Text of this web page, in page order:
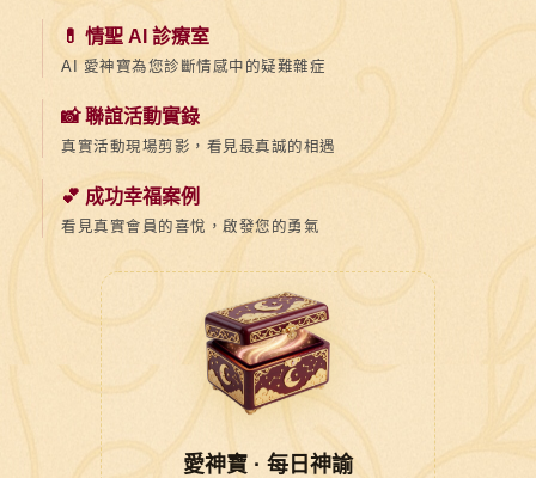
💊 情聖 AI 診療室
AI 愛神寶為您診斷情感中的疑難雜症
📸 聯誼活動實錄
真實活動現場剪影，看見最真誠的相遇
💕 成功幸福案例
看見真實會員的喜悅，啟發您的勇氣
愛神寶 · 每日神諭